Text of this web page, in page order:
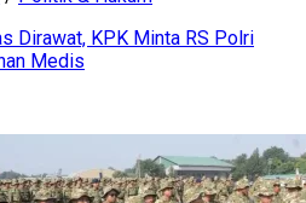
Dirawat, KPK Minta RS Polri
Medis